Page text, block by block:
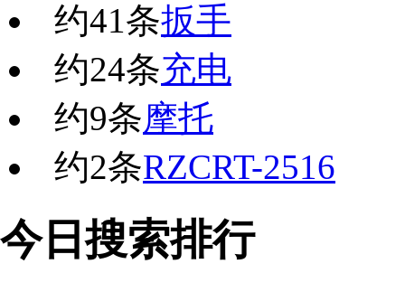
约41条扳手
约24条充电
约9条摩托
约2条RZCRT-2516
今日搜索排行